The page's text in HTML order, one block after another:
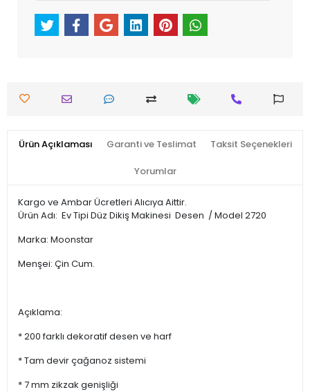
Ürün Açıklaması Garanti ve Teslimat Taksit Seçenekleri
Yorumlar
Kargo ve Ambar Ücretleri Alıcıya Aittir.
Ürün Adı: Ev Tipi Düz Dikiş Makinesi Desen / Model 2720
Marka: Moonstar
Menşei: Çin Cum.
Açıklama:
* 200 farklı dekoratif desen ve harf
* Tam devir çağanoz sistemi
* 7 mm zikzak genişliği